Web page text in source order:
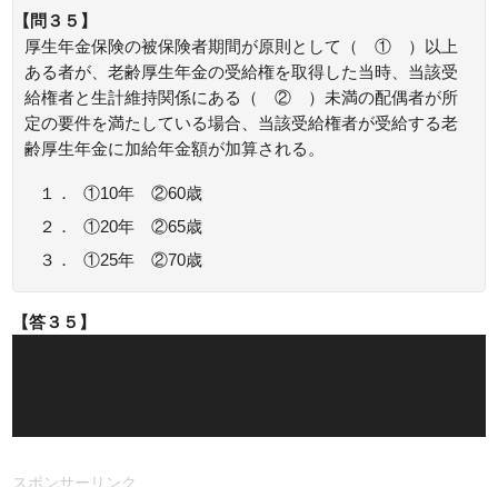
【問３５】
厚生年金保険の被保険者期間が原則として（ ① ）以上
ある者が、老齢厚生年金の受給権を取得した当時、当該受
給権者と生計維持関係にある（ ② ）未満の配偶者が所
定の要件を満たしている場合、当該受給権者が受給する老
齢厚生年金に加給年金額が加算される。
１．
①10年 ②60歳
２．
①20年 ②65歳
３．
①25年 ②70歳
【答３５】
スポンサーリンク